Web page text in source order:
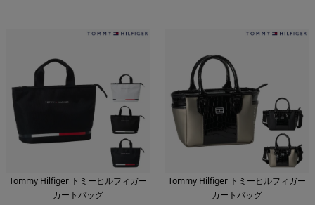
Tommy Hilfiger トミーヒルフィガー
カートバッグ
Tommy Hilfiger トミーヒルフィガー
カートバッグ